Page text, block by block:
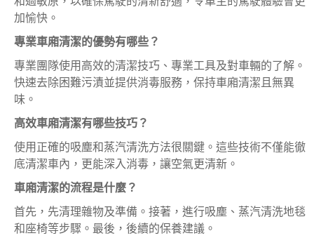
加愉快。
專業車廂清潔的優勢有哪些？
專業團隊使用高效的清潔技巧、專業工具及對車輛的了解。
快速去除困難污漬並提供消毒服務，保持車廂清潔且無異
味。
高效車廂清潔有哪些技巧？
使用正確的吸塵和蒸汽清洗方法很關鍵。這些技術不僅能徹
底清潔車內，更能深入消毒，讓空氣更清新。
車廂清潔的流程是什麼？
首先，先清理雜物及準備。接著，進行吸塵、蒸汽清洗地毯
和座椅等步驟。最後，後續的保養建議。